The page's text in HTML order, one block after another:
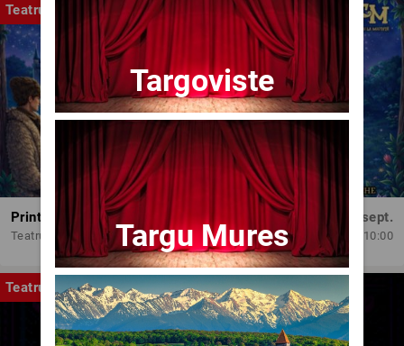
Teatru
Printesele fermecate
Teatrul Amzei
Dum, 13 sept.
10:00
Teatru
Targoviste
Targu Mures